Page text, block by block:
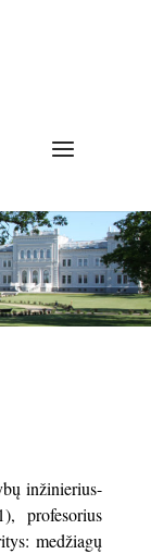
inžinierius-
profesorius
medžiagų